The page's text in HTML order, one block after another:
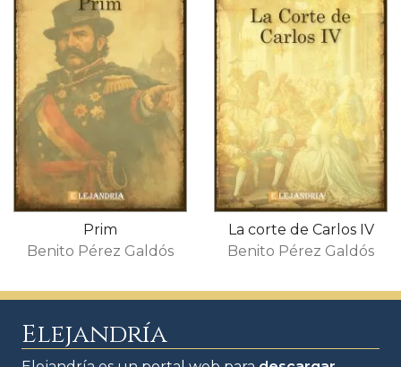
Prim
Benito Pérez Galdós
La corte de Carlos IV
Benito Pérez Galdós
Elejandría